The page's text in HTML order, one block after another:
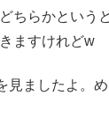
ちらかという
ますけれどw
見ましたよ。